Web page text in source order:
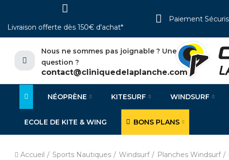
Livraison offerte dès 150€ d'achat*
Paiement
Nous ne sommes pas joignable ? Une
question ?
contact@cliniquedelaplanche.com
NÉOPRÈNE KITESURF WINDSURF
ECOLE DE KITE & WING BONS PLANS
Accueil Sports Nautiques Windsurf Planches Windsurf